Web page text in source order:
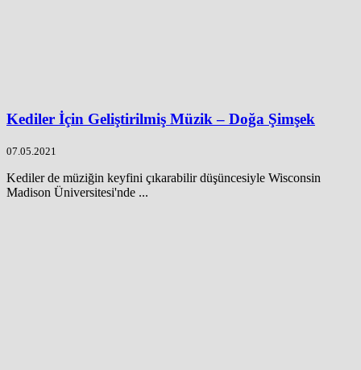
Kediler İçin Geliştirilmiş Müzik – Doğa Şimşek
07.05.2021
Kediler de müziğin keyfini çıkarabilir düşüncesiyle Wisconsin
Madison Üniversitesi'nde ...